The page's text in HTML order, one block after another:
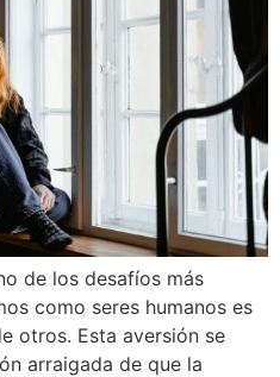
de los desafíos más
como seres humanos es
otros. Esta aversión se
arraigada de que la